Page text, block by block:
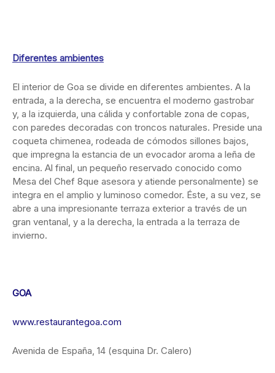
Diferentes ambientes
El interior de Goa se divide en diferentes ambientes. A la
entrada, a la derecha, se encuentra el moderno gastrobar
y, a la izquierda, una cálida y confortable zona de copas,
con paredes decoradas con troncos naturales. Preside una
coqueta chimenea, rodeada de cómodos sillones bajos,
que impregna la estancia de un evocador aroma a leña de
encina. Al final, un pequeño reservado conocido como
Mesa del Chef 8que asesora y atiende personalmente) se
integra en el amplio y luminoso comedor. Éste, a su vez, se
abre a una impresionante terraza exterior a través de un
gran ventanal, y a la derecha, la entrada a la terraza de
invierno.
GOA
www.restaurantegoa.com
Avenida de España, 14 (esquina Dr. Calero)